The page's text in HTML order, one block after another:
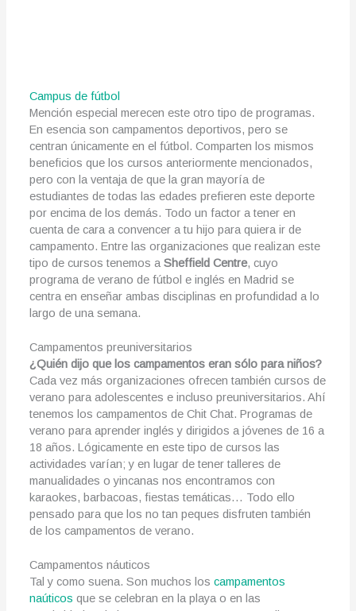
Campus de fútbol
Mención especial merecen este otro tipo de programas.
En esencia son campamentos deportivos, pero se
centran únicamente en el fútbol. Comparten los mismos
beneficios que los cursos anteriormente mencionados,
pero con la ventaja de que la gran mayoría de
estudiantes de todas las edades prefieren este deporte
por encima de los demás. Todo un factor a tener en
cuenta de cara a convencer a tu hijo para quiera ir de
campamento. Entre las organizaciones que realizan este
tipo de cursos tenemos aSheffield Centre, cuyo
programa de verano de fútbol e inglés en Madrid se
centra en enseñar ambas disciplinas en profundidad a lo
largo de una semana.
Campamentos preuniversitarios
¿Quién dijo que los campamentos eran sólo para niños?
Cada vez más organizaciones ofrecen también cursos de
verano para adolescentes e incluso preuniversitarios. Ahí
tenemos los campamentos de Chit Chat. Programas de
verano para aprender inglés y dirigidos a jóvenes de 16 a
18 años. Lógicamente en este tipo de cursos las
actividades varían; y en lugar de tener talleres de
manualidades o yincanas nos encontramos con
karaokes, barbacoas, fiestas temáticas… Todo ello
pensado para que los no tan peques disfruten también
de los campamentos de verano.
Campamentos náuticos
Tal y como suena. Son muchos loscampamentos
naúticos que se celebran en la playa o en las